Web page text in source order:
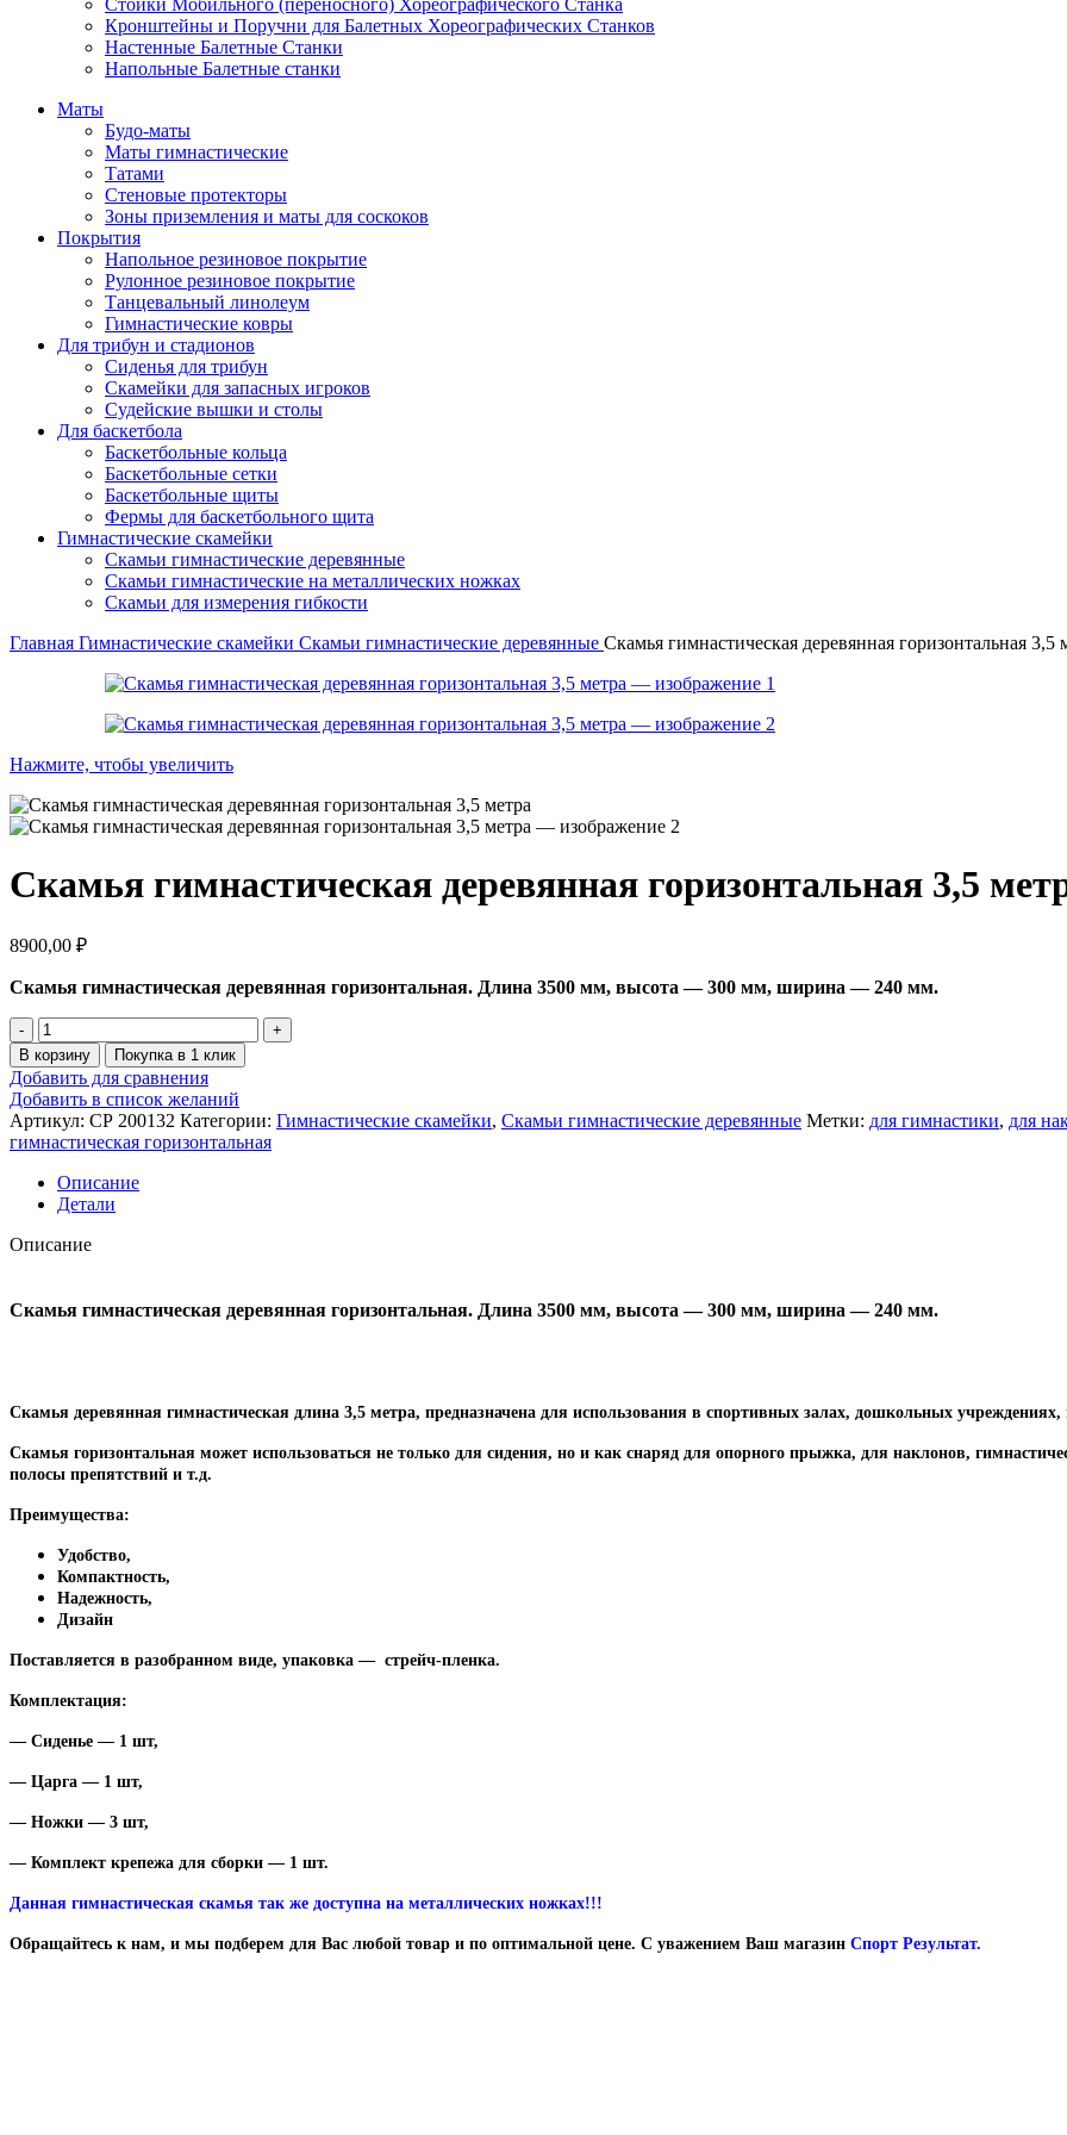
Кронштейны и Поручни для Балетных Хореографических Станков
Настенные Балетные Станки
Напольные Балетные станки
Маты
Будо-маты
Маты гимнастические
Татами
Стеновые протекторы
Зоны приземления и маты для соскоков
Покрытия
Напольное резиновое покрытие
Рулонное резиновое покрытие
Танцевальный линолеум
Гимнастические ковры
Для трибун и стадионов
Сиденья для трибун
Скамейки для запасных игроков
Судейские вышки и столы
Для баскетбола
Баскетбольные кольца
Баскетбольные сетки
Баскетбольные щиты
Фермы для баскетбольного щита
Гимнастические скамейки
Скамьи гимнастические деревянные
Скамьи гимнастические на металлических ножках
Скамьи для измерения гибкости
Главная Гимнастические скамейки Скамьи гимнастические деревянные Скамья гимнастическая деревянная горизонтальная 3,5
Нажмите, чтобы увеличить
Скамья гимнастическая деревянная горизонтальная 3,5
8900,00 ₽
Скамья гимнастическая деревянная горизонтальная. Длина 3500 мм, высота — 300 мм, ширина — 240 мм.
Количество
товара
Скамья
гимнастическая
деревянная
горизонтальная
3,5
метра
В корзину Покупка в 1 клик
Добавить для сравнения
Добавить в список желаний
Артикул: СР 200132 Категории: Гимнастические скамейки, Скамьи гимнастические деревянные Метки: для гимнастики, для
гимнастическая горизонтальная
Описание
Детали
Описание
Скамья гимнастическая деревянная горизонтальная. Длина 3500 мм, высота — 300 мм, ширина — 240 мм.
Скамья деревянная гимнастическая длина 3,5 метра, предназначена для использования в спортивных залах, дошкольных учреждениях,
Скамья горизонтальная может использоваться не только для сидения, но и как снаряд для опорного прыжка, для наклонов,
полосы препятствий и т.д.
Преимущества:
Удобство,
Компактность,
Надежность,
Дизайн
Поставляется в разобранном виде, упаковка — стрейч-пленка.
Комплектация:
— Сиденье — 1 шт,
— Царга — 1 шт,
— Ножки — 3 шт,
— Комплект крепежа для сборки — 1 шт.
Данная гимнастическая скамья так же доступна на металлических ножках!!!
Обращайтесь к нам, и мы подберем для Вас любой товар и по оптимальной цене. С уважением Ваш магазин Спорт Результат.